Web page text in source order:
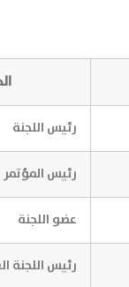
رئيس اللجنة
رئيس المؤتمر
عضو اللجنة
رئيس اللجنة